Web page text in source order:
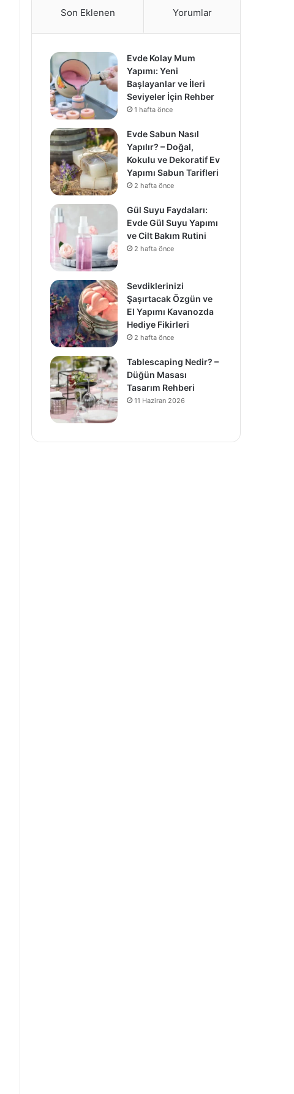
Son Eklenen Yorumlar
Evde Kolay Mum
Yapımı: Yeni
Başlayanlar ve İleri
Seviyeler İçin Rehber
1 hafta önce
Evde Sabun Nasıl
Yapılır? – Doğal,
Kokulu ve Dekoratif Ev
Yapımı Sabun Tarifleri
2 hafta önce
Gül Suyu Faydaları:
Evde Gül Suyu Yapımı
ve Cilt Bakım Rutini
2 hafta önce
Sevdiklerinizi
Şaşırtacak Özgün ve
El Yapımı Kavanozda
Hediye Fikirleri
2 hafta önce
Tablescaping Nedir? –
Düğün Masası
Tasarım Rehberi
11 Haziran 2026